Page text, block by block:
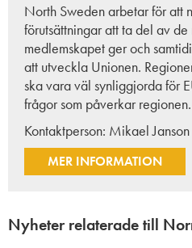
North Sweden arbetar för att
förutsättningar att ta del av
medlemskapet ger och
att utveckla Unionen.
ska vara väl synliggjorda för
frågor som påverkar regionen.
Kontaktperson: Mikael Janson
MER INFORMATION
Nyheter relaterade till